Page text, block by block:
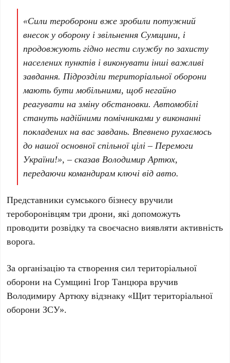
«Сили тероборони вже зробили потужний
внесок у оборону і звільнення Сумщини, і
продовжують гідно нести службу по захисту
населених пунктів і виконувати інші важливі
завдання. Підрозділи територіальної оборони
мають бути мобільними, щоб негайно
реагувати на зміну обстановки. Автомобілі
стануть надійними помічниками у виконанні
покладених на вас завдань. Впевнено рухаємось
до нашої основної спільної цілі – Перемоги
України!», – сказав Володимир Артюх,
передаючи командирам ключі від авто.
Представники сумського бізнесу вручили
тероборонівцям три дрони, які допоможуть
проводити розвідку та своєчасно виявляти активність
ворога.
За організацію та створення сил територіальної
оборони на Сумщині Ігор Танцюра вручив
Володимиру Артюху відзнаку «Щит територіальної
оборони ЗСУ».